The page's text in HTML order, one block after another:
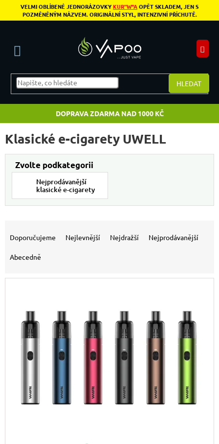
Přejít na obsah
VELMI OBLÍBENÉ JEDNORÁZOVKYKUR"W"AOPĚT SKLADEM, JEN S
POZMĚNĚNÝM NÁZVEM. ORIGINÁLNÍ STYL, INTENZIVNÍ PŘÍCHUTĚ.
HLEDAT
DOPRAVA ZDARMA NAD 1000 KČ
Klasické e-cigarety UWELL
Nejprodávanější
klasické e-cigarety
Doporučujeme Nejlevnější Nejdražší Nejprodávanější
Abecedně